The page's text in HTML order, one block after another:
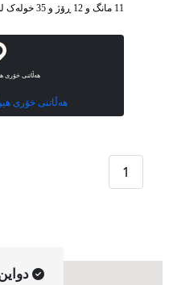
11 مانگ و 12 ڕۆژ و 35 خوله‌ک له‌مه‌وپێش‌
هەڵاتنی خۆری
هەڵاتنی خۆری
1